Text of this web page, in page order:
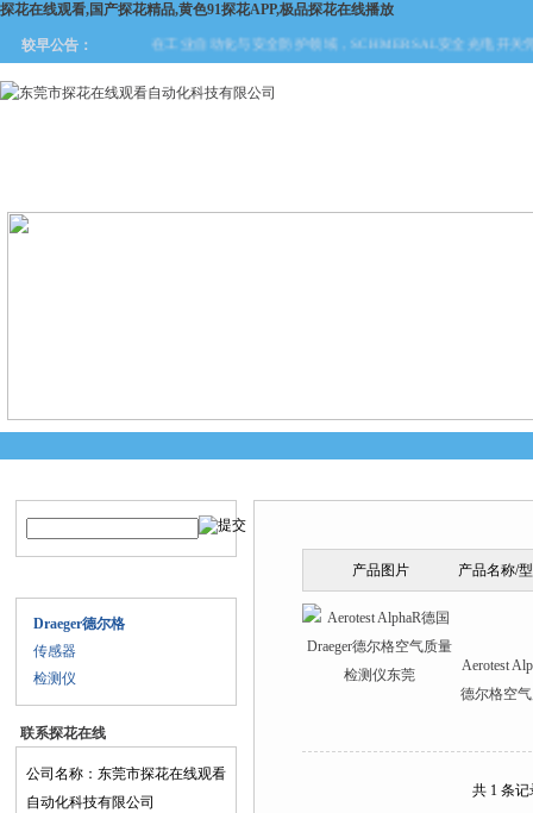
探花在线观看,国产探花精品,黄色91探花APP,极品探花在线播放
较早公告： 在工业自动化与安全防护领域，SCHMERSAL安全光电开关凭
Draeger德尔格
传感器
检测仪
联系探花在线
观看
公司名称：东莞市探花在线观看
自动化科技有限公司
产品图片 产品名称/
Aerotest
德尔格空
共 1 条记